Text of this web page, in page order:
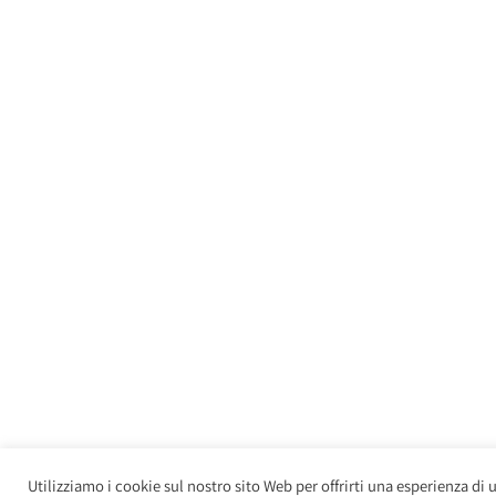
Utilizziamo i cookie sul nostro sito Web per offrirti una esperienza di